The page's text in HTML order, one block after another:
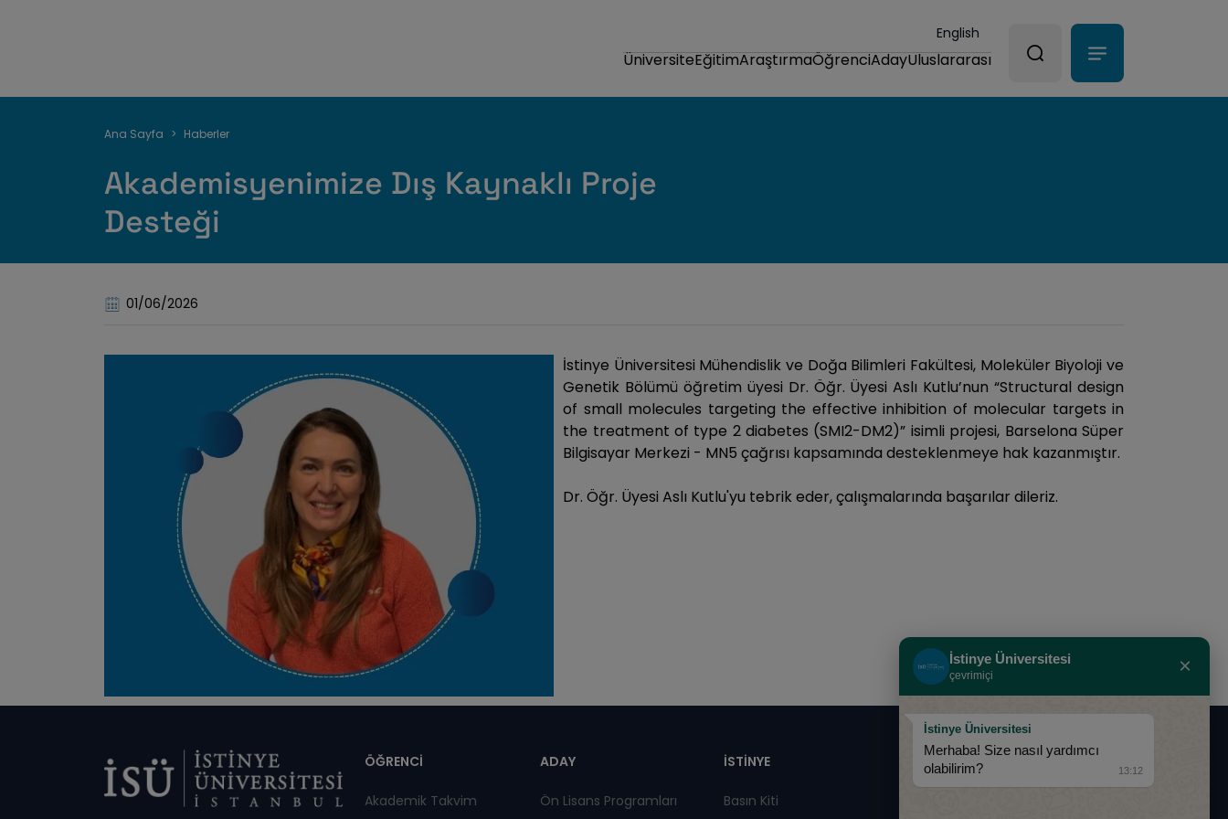
English
ÜniversiteEğitimAraştırmaÖğrenciAdayUluslararası
Sayfa
yolu
Ana Sayfa Haberler
Akademisyenimize Dış Kaynaklı Proje
Desteği
01/06/2026
İstinye Üniversitesi Mühendislik ve Doğa Bilimleri Fakültesi, Moleküler Biyoloji ve
Genetik Bölümü öğretim üyesi Dr. Öğr. Üyesi Aslı Kutlu’nun “Structural design
of small molecules targeting the effective inhibition of molecular targets in
the treatment of type 2 diabetes (SMI2-DM2)” isimli projesi, Barselona Süper
Bilgisayar Merkezi - MN5 çağrısı kapsamında desteklenmeye hak kazanmıştır.
Dr. Öğr. Üyesi Aslı Kutlu'yu tebrik eder, çalışmalarında başarılar dileriz.
Dipnot
ÖĞRENCİ
Akademik Takvim
ADAY
Ön Lisans Programları
İSTİNYE
Basın Kiti
0850 283 60 00
İstinye Üniversitesi
çevrimiçi ×
İstinye Üniversitesi
Merhaba! Size nasıl yardımcı
olabilirim?
13:12